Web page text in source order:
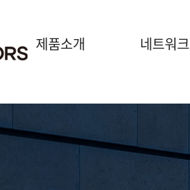
제품소개 네트워크